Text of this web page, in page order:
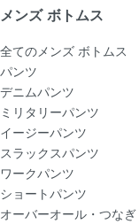
メンズ ボトムス
全てのメンズ ボトムス
パンツ
デニムパンツ
ミリタリーパンツ
イージーパンツ
スラックスパンツ
ワークパンツ
ショートパンツ
オーバーオール・つなぎ